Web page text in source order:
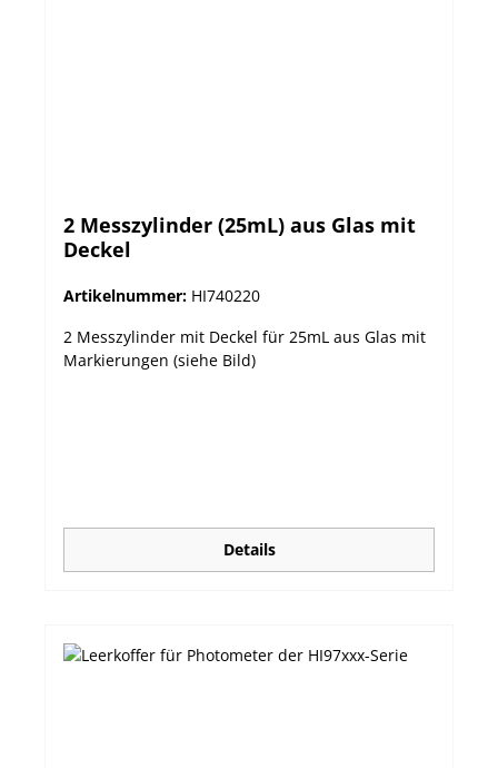
2 Messzylinder (25mL) aus Glas mit
Deckel
Artikelnummer: HI740220
2 Messzylinder mit Deckel für 25mL aus Glas mit
Markierungen (siehe Bild)
Details